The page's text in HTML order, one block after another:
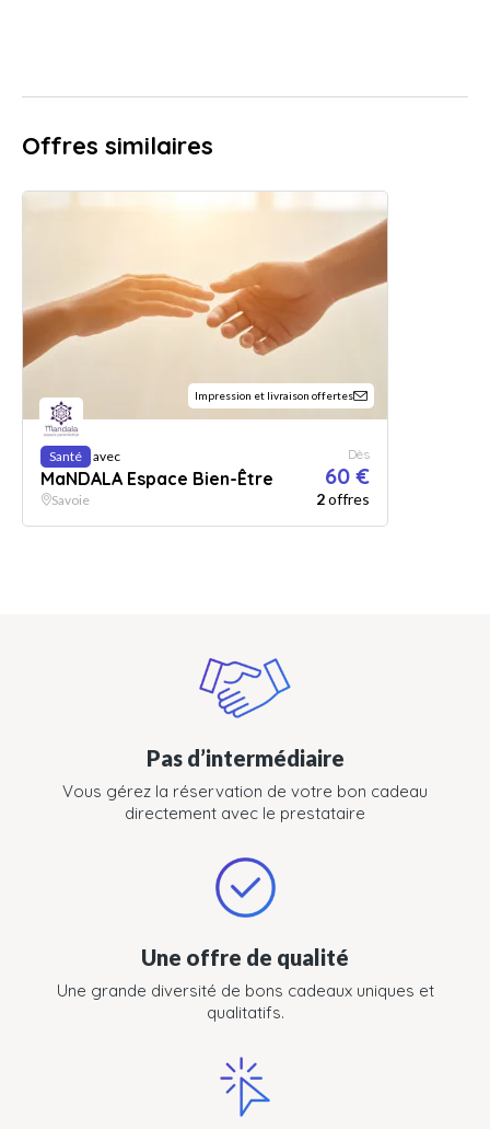
Offres similaires
Impression et livraison offertes
Santé avec
MaNDALA Espace Bien-Être
Dès
60 €
Savoie 2offres
Pas d’intermédiaire
Vous gérez la réservation de votre bon cadeau
directement avec le prestataire
Une offre de qualité
Une grande diversité de bons cadeaux uniques et
qualitatifs.